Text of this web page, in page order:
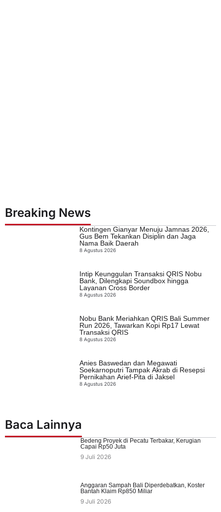
Breaking News
Kontingen Gianyar Menuju Jamnas 2026,
Gus Bem Tekankan Disiplin dan Jaga
Nama Baik Daerah
8 Agustus 2026
Intip Keunggulan Transaksi QRIS Nobu
Bank, Dilengkapi Soundbox hingga
Layanan Cross Border
8 Agustus 2026
Nobu Bank Meriahkan QRIS Bali Summer
Run 2026, Tawarkan Kopi Rp17 Lewat
Transaksi QRIS
8 Agustus 2026
Anies Baswedan dan Megawati
Soekarnoputri Tampak Akrab di Resepsi
Pernikahan Arief-Pita di Jaksel
8 Agustus 2026
Baca Lainnya
Bedeng Proyek di Pecatu Terbakar, Kerugian
Capai Rp50 Juta
9 Juli 2026
Anggaran Sampah Bali Diperdebatkan, Koster
Bantah Klaim Rp850 Miliar
9 Juli 2026